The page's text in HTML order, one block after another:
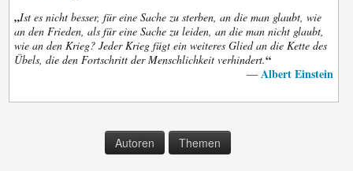
„Ist es nicht besser, für eine Sache zu sterben, an die man glaubt, wie
an den Frieden, als für eine Sache zu leiden, an die man nicht glaubt,
wie an den Krieg? Jeder Krieg fügt ein weiteres Glied an die Kette des
Übels, die den Fortschritt der Menschlichkeit verhindert.“
— Albert Einstein
Autoren Themen